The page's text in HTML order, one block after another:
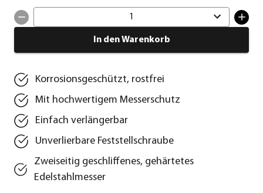
1
In den Warenkorb
Korrosionsgeschützt, rostfrei
Mit hochwertigem Messerschutz
Einfach verlängerbar
Unverlierbare Feststellschraube
Zweiseitig geschliffenes, gehärtetes
Edelstahlmesser